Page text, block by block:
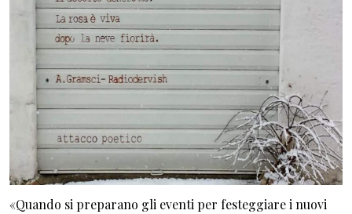
«Quando si preparano gli eventi per festeggiare i nuovi